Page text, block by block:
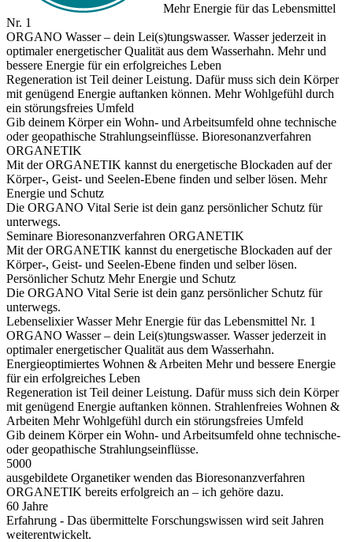
Mehr Energie für das Lebensmittel
Nr. 1
ORGANO Wasser – dein Lei(s)tungswasser. Wasser jederzeit in
optimaler energetischer Qualität aus dem Wasserhahn. Mehr und
bessere Energie für ein erfolgreiches Leben
Regeneration ist Teil deiner Leistung. Dafür muss sich dein Körper
mit genügend Energie auftanken können. Mehr Wohlgefühl durch
ein störungsfreies Umfeld
Gib deinem Körper ein Wohn- und Arbeitsumfeld ohne technische
oder geopathische Strahlungseinflüsse. Bioresonanzverfahren
ORGANETIK
Mit der ORGANETIK kannst du energetische Blockaden auf der
Körper-, Geist- und Seelen-Ebene finden und selber lösen. Mehr
Energie und Schutz
Die ORGANO Vital Serie ist dein ganz persönlicher Schutz für
unterwegs.
Seminare Bioresonanzverfahren ORGANETIK
Mit der ORGANETIK kannst du energetische Blockaden auf der
Körper-, Geist- und Seelen-Ebene finden und selber lösen.
Persönlicher Schutz Mehr Energie und Schutz
Die ORGANO Vital Serie ist dein ganz persönlicher Schutz für
unterwegs.
Lebenselixier Wasser Mehr Energie für das Lebensmittel Nr. 1
ORGANO Wasser – dein Lei(s)tungswasser. Wasser jederzeit in
optimaler energetischer Qualität aus dem Wasserhahn.
Energieoptimiertes Wohnen & Arbeiten Mehr und bessere Energie
für ein erfolgreiches Leben
Regeneration ist Teil deiner Leistung. Dafür muss sich dein Körper
mit genügend Energie auftanken können. Strahlenfreies Wohnen &
Arbeiten Mehr Wohlgefühl durch ein störungsfreies Umfeld
Gib deinem Körper ein Wohn- und Arbeitsumfeld ohne technische-
oder geopathische Strahlungseinflüsse.
5000
ausgebildete Organetiker wenden das Bioresonanzverfahren
ORGANETIK bereits erfolgreich an – ich gehöre dazu.
60 Jahre
Erfahrung - Das übermittelte Forschungswissen wird seit Jahren
weiterentwickelt.